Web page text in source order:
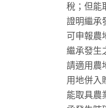
稅；但能
證明繼承
可申報農
繼承發生
請適用農
用地併入
能取具農